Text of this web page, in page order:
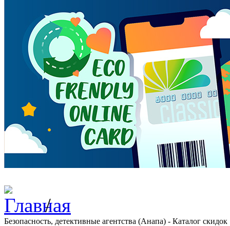
/
Безопасность, детективные агентства (Анапа) - Каталог скидок